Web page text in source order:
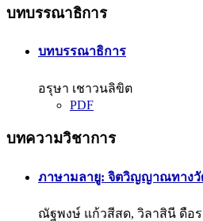
บทบรรณาธิการ
บทบรรณาธิการ
อรุษา เชาวนลิขิต
PDF
บทความวิชาการ
ภาษามลายู: จิตวิญญาณทาง
ณัฐพงษ์ แก้วสีสด, วิลาสินี ดื